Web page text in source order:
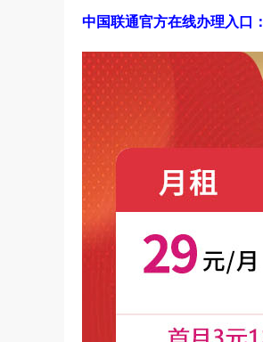
中国联通官方在线办理入口：